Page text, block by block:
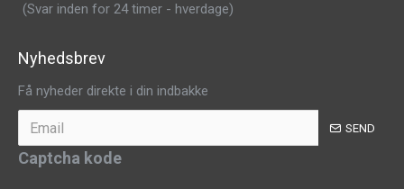
(Svar inden for 24 timer - hverdage)
Nyhedsbrev
Få nyheder direkte i din indbakke
SEND
Captcha kode